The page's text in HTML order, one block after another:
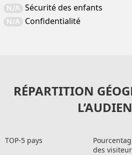
N/A Sécurité des enfants
N/A Confidentialité
RÉPARTITION
TOP-5 pays
des